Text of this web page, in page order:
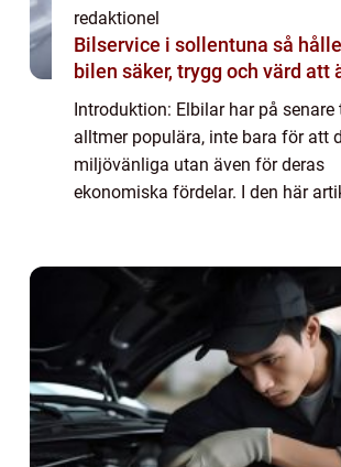
redaktionel
Bilservice i sollentuna så håller du
bilen säker, trygg och värd att
Introduktion: Elbilar har på
alltmer populära, inte bara för att
miljövänliga utan även för deras
ekonomiska fördelar. I den här
överg...